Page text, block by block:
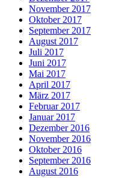
November 2017
Oktober 2017
September 2017
August 2017
Juli 2017
Juni 2017
Mai 2017
April 2017
März 2017
Februar 2017
Januar 2017
Dezember 2016
November 2016
Oktober 2016
September 2016
August 2016